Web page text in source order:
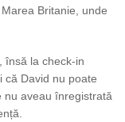
Britanie, unde
însă la check-in
că David nu poate
nu aveau înregistrată